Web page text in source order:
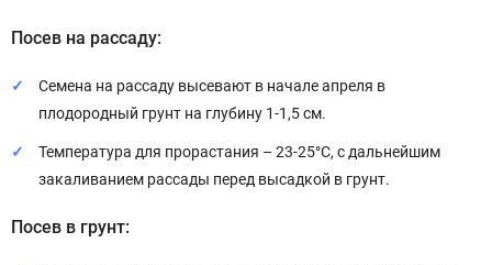
Посев на рассаду:
Семена на рассаду высевают в начале апреля в
плодородный грунт на глубину 1-1,5 см.
Температура для прорастания – 23-25°C, с дальнейшим
закаливанием рассады перед высадкой в грунт.
Посев в грунт: